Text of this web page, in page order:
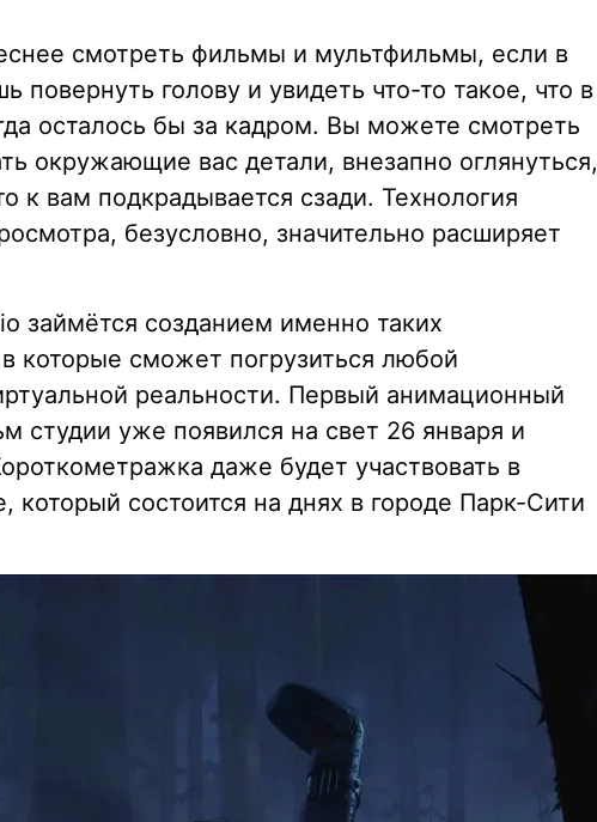
смотреть фильмы и мультфильмы, если в
голову и увидеть что-то такое, что в
осталось бы за кадром. Вы можете смотреть
окружающие вас детали, внезапно оглянуться,
к вам подкрадывается сзади. Технология
безусловно, значительно расширяет
займётся созданием именно таких
которые сможет погрузиться любой
реальности. Первый анимационный
студии уже появился на свет 26 января и
даже будет участвовать в
который состоится на днях в городе Парк-Сити